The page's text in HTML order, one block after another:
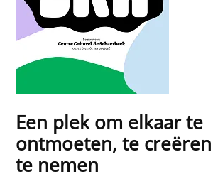
Een plek om elkaar te
ontmoeten, te
te nemen